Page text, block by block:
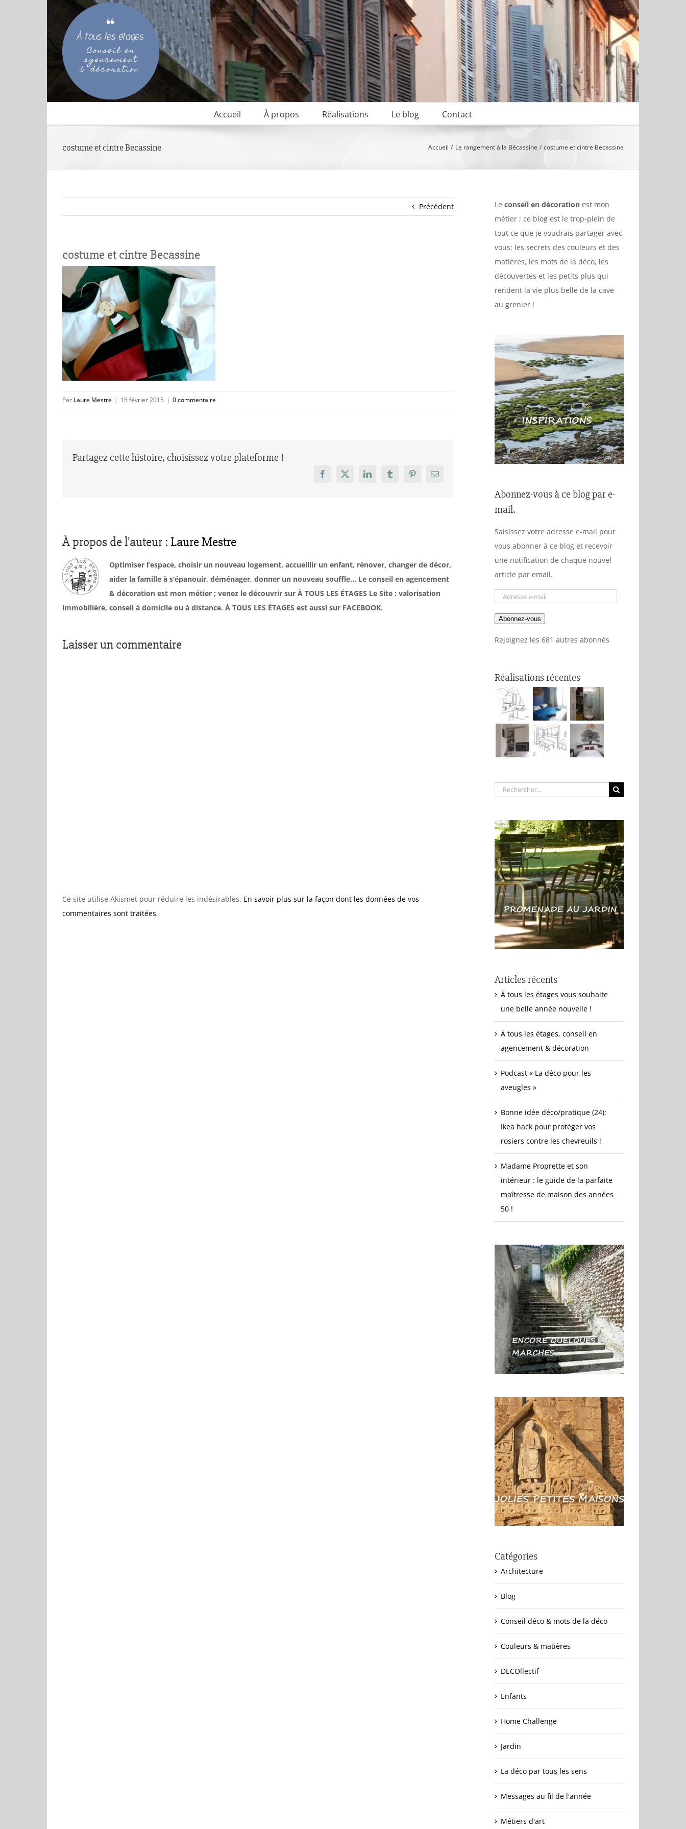
Accueil À propos Réalisations Le blog Contact
costume et cintre Becassine Accueil Le rangement à la Bécassine costume et cintre Becassine
Précédent
costume et cintre Becassine
Par Laure Mestre | 15 février 2015 | 0 commentaire
Partagez cette histoire, choisissez votre plateforme !
Facebook
X LinkedInTumblrPinterestEmail
À propos de l'auteur : Laure Mestre
Optimiser l’espace, choisir un nouveau logement, accueillir un enfant, rénover, changer de décor,
aider la famille à s’épanouir, déménager, donner un nouveau souffle… Le conseil en agencement
& décoration est mon métier ; venez le découvrir sur À TOUS LES ÉTAGES Le Site : valorisation
immobilière, conseil à domicile ou à distance. À TOUS LES ÉTAGES est aussi sur FACEBOOK.
Laisser un commentaire
Ce site utilise Akismet pour réduire les indésirables. En savoir plus sur la façon dont les données de vos
commentaires sont traitées.
Le conseil en décoration est mon
métier ; ce blog est le trop-plein de
tout ce que je voudrais partager avec
vous: les secrets des couleurs et des
matières, les mots de la déco, les
découvertes et les petits plus qui
rendent la vie plus belle de la cave
au grenier !
Abonnez-vous à ce blog par e-
mail.
Saisissez votre adresse e-mail pour
vous abonner à ce blog et recevoir
une notification de chaque nouvel
article par email.
Adresse
mail
Abonnez-vous
Rejoignez les 681 autres abonnés
Réalisations récentes
Rechercher:
Articles récents
À tous les étages vous souhaite
une belle année nouvelle !
À tous les étages, conseil en
agencement & décoration
Podcast « La déco pour les
aveugles »
Bonne idée déco/pratique (24):
Ikea hack pour protéger vos
rosiers contre les chevreuils !
Madame Proprette et son
intérieur : le guide de la parfaite
maîtresse de maison des années
50 !
Catégories
Architecture
Blog
Conseil déco & mots de la déco
Couleurs & matières
DECOllectif
Enfants
Home Challenge
Jardin
La déco par tous les sens
Messages au fil de l'année
Métiers d'art